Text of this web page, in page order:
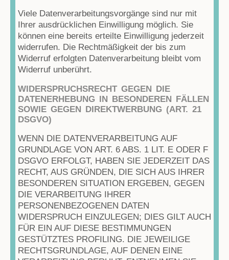
Viele Datenverarbeitungsvorgänge sind nur mit
Ihrer ausdrücklichen Einwilligung möglich. Sie
können eine bereits erteilte Einwilligung jederzeit
widerrufen. Die Rechtmäßigkeit der bis zum
Widerruf erfolgten Datenverarbeitung bleibt vom
Widerruf unberührt.
WIDERSPRUCHSRECHT GEGEN DIE
DATENERHEBUNG IN BESONDEREN FÄLLEN
SOWIE GEGEN DIREKTWERBUNG (ART. 21
DSGVO)
WENN DIE DATENVERARBEITUNG AUF
GRUNDLAGE VON ART. 6 ABS. 1 LIT. E ODER F
DSGVO ERFOLGT, HABEN SIE JEDERZEIT DAS
RECHT, AUS GRÜNDEN, DIE SICH AUS IHRER
BESONDEREN SITUATION ERGEBEN, GEGEN
DIE VERARBEITUNG IHRER
PERSONENBEZOGENEN DATEN
WIDERSPRUCH EINZULEGEN; DIES GILT AUCH
FÜR EIN AUF DIESE BESTIMMUNGEN
GESTÜTZTES PROFILING. DIE JEWEILIGE
RECHTSGRUNDLAGE, AUF DENEN EINE